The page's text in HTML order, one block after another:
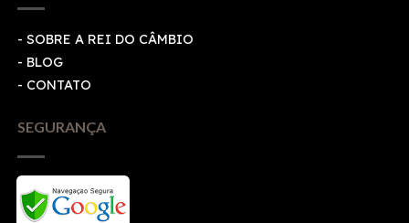
- SOBRE A REI DO CÂMBIO
- BLOG
- CONTATO
SEGURANÇA